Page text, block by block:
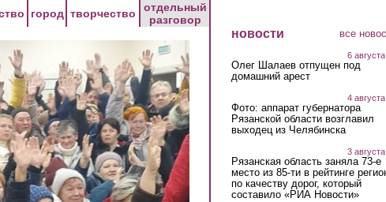
город творчество
отдельный
разговор
новости все
6
Олег Шалаев отпущен под
домашний арест
4
Фото: аппарат губернатора
Рязанской области возглавил
выходец из Челябинска
3
Рязанская область заняла 73-е
место из 85-ти в рейтинге
по качеству дорог, который
составило «РИА Новости»